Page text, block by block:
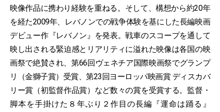
映像作品に携わり経験を重ねる。そして、構想から約20年
を経た2009年、レバノンでの戦争体験を基にした長編映画
デビュー作『レバノン』を発表。戦車のスコープを通して
映し出される緊迫感とリアリティに溢れた映像は各国の映
画祭で絶賛され、第66回ヴェネチア国際映画祭でグランプ
リ（金獅子賞）受賞、第23回ヨーロッパ映画賞 ディスカバ
リー賞（初監督作品賞）など数々の賞を受賞する。監督・
脚本を手掛けた８年ぶり２作目の長編『運命は踊る』